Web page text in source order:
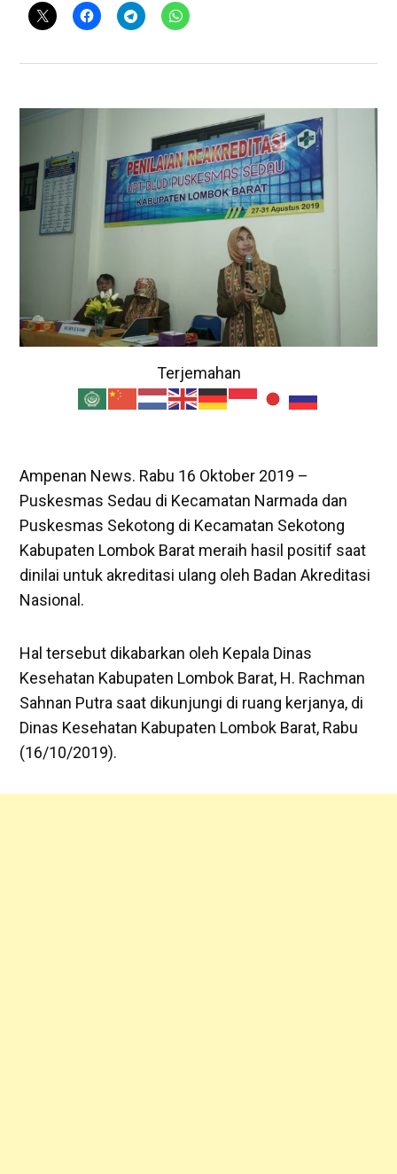
Terjemahan
Ampenan News. Rabu 16 Oktober 2019 –
Puskesmas Sedau di Kecamatan Narmada dan
Puskesmas Sekotong di Kecamatan Sekotong
Kabupaten Lombok Barat meraih hasil positif saat
dinilai untuk akreditasi ulang oleh Badan Akreditasi
Nasional.
Hal tersebut dikabarkan oleh Kepala Dinas
Kesehatan Kabupaten Lombok Barat, H. Rachman
Sahnan Putra saat dikunjungi di ruang kerjanya, di
Dinas Kesehatan Kabupaten Lombok Barat, Rabu
(16/10/2019).